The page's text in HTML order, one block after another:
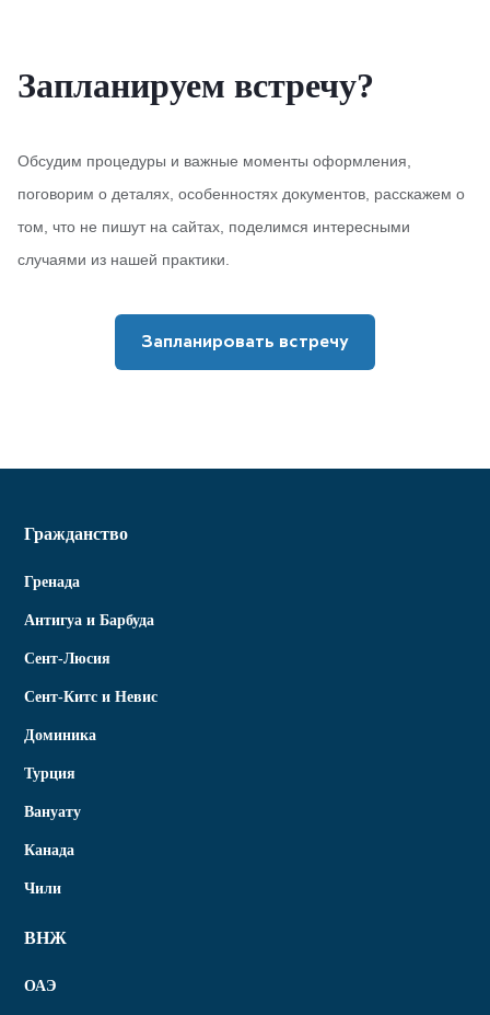
Запланируем встречу?
Обсудим процедуры и важные моменты оформления,
поговорим о деталях, особенностях документов, расскажем о
том, что не пишут на сайтах, поделимся интересными
случаями из нашей практики.
Запланировать встречу
Гражданство
Гренада
Антигуа и Барбуда
Сент-Люсия
Сент-Китс и Невис
Доминика
Турция
Вануату
Канада
Чили
ВНЖ
ОАЭ